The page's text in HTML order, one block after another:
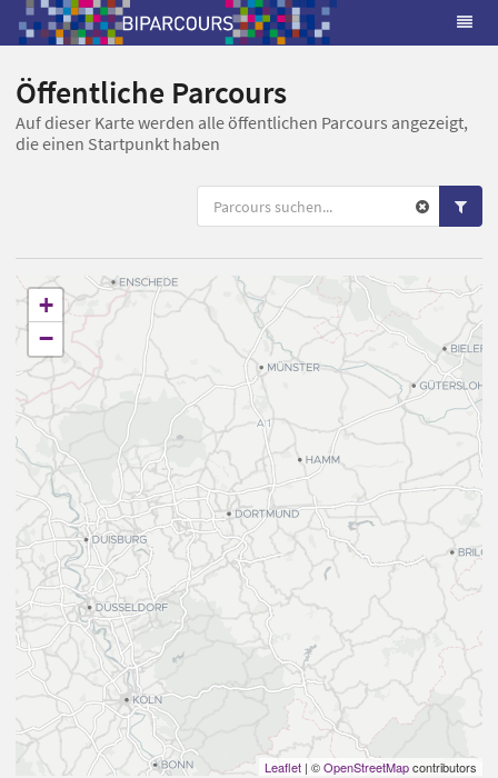
Öffentliche Parcours
Auf dieser Karte werden alle öffentlichen Parcours angezeigt,
die einen Startpunkt haben
+
−
Leaflet | ©OpenStreetMapcontributors